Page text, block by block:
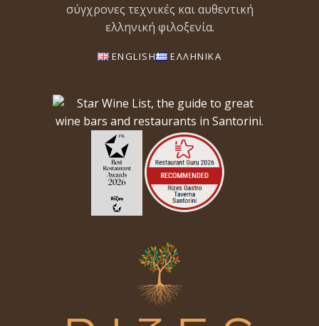
σύγχρονες τεχνικές και αυθεντική
ελληνική φιλοξενία.
ENGLISH ΕΛΛΗΝΙΚΑ